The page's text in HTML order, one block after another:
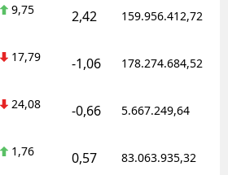
9,75 2,42 159.956.412,72
17,79 -1,06 178.274.684,52
24,08 -0,66 5.667.249,64
1,76 0,57 83.063.935,32